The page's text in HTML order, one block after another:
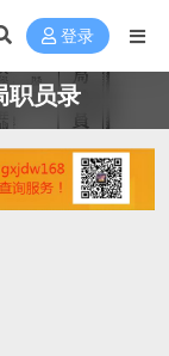
登录
职员录